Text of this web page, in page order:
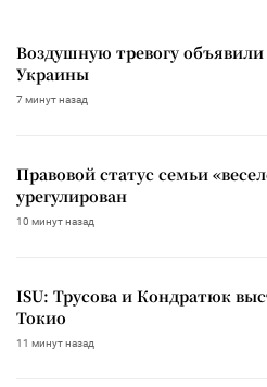
Воздушную тревогу объявили
Украины
7 минут назад
Правовой статус семьи
урегулирован
10 минут назад
ISU: Трусова и Кондратюк
Токио
11 минут назад